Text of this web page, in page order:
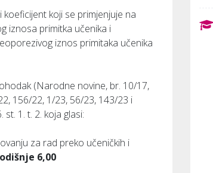
koji se primjenjuje na
iznosa primitka učenika i
iznos primitaka učenika
(Narodne novine, br. 10/17,
156/22, 1/23, 56/23, 143/23 i
1. t. 2. koja glasi:
za rad preko učeničkih i
6,00